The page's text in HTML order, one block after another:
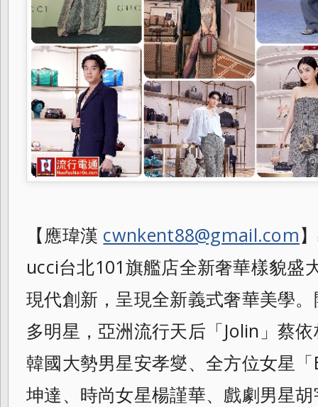
【應瑋漢 cwnkent88@gmail.com
ucci台北101旗艦店全新奢華樣貌盛
現代創新，呈現全新義式奢華美學
多明星，亞洲流行天后「Jolin」蔡
韓國大勢男星安孝燮、全方位女星
坤達、時尚女星楊謹華、戲劇男星